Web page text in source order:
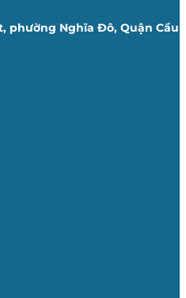
phường Nghĩa Đô, Quận Cầu